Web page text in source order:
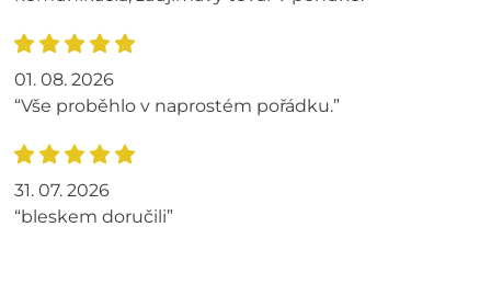
01. 08. 2026
“Vše proběhlo v naprostém pořádku.”
31. 07. 2026
“bleskem doručili”